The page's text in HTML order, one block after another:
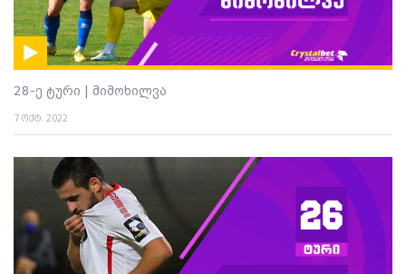
28-ე ტური | მიმოხილვა
7 ოქტ. 2022